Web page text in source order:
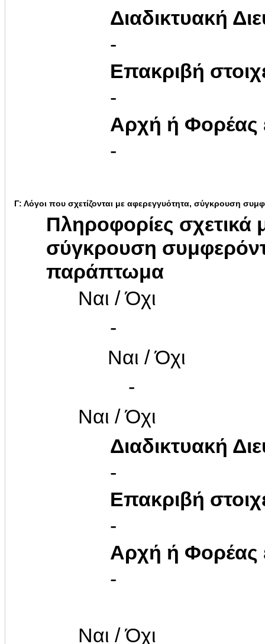
Διαδικτυακή
-
Επακριβή
-
Αρχή ή Φορέας
-
Γ: Λόγοι που σχετίζονται με αφερεγγυότητα, σύγκρουση
Πληροφορίες σχετικά
σύγκρουση
παράπτωμα
Ναι / Όχι
-
Ναι / Όχι
-
Ναι / Όχι
Διαδικτυακή
-
Επακριβή
-
Αρχή ή Φορέας
-
Ναι / Όχι